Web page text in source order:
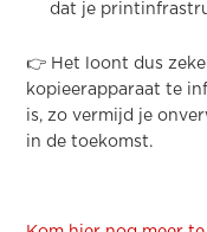
dat je
👉 Het loont dus
kopieerapparaat te
is, zo vermijd je
in de toekomst.